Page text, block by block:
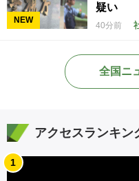
NEW
疑い
40分前
全国ニ
アクセスランキン
1